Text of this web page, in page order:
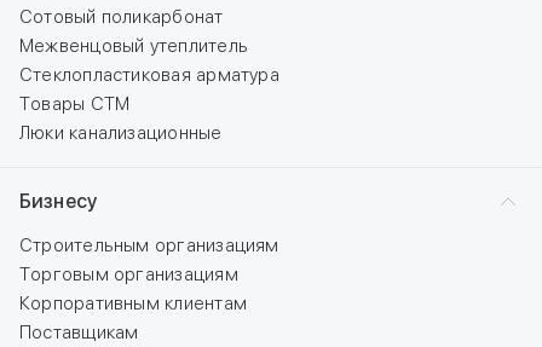
Сотовый поликарбонат
Межвенцовый утеплитель
Стеклопластиковая арматура
Товары СТМ
Люки канализационные
Бизнесу
Строительным организациям
Торговым организациям
Корпоративным клиентам
Поставщикам